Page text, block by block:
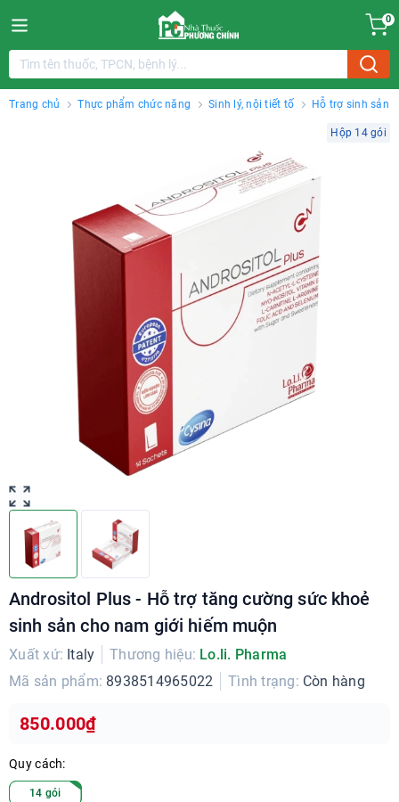
0
Trang chủ Thực phẩm chức năng Sinh lý, nội tiết tố Hỗ trợ sinh sản
Hộp 14 gói
Andrositol Plus - Hỗ trợ tăng cường sức khoẻ
sinh sản cho nam giới hiếm muộn
Xuất xứ: Italy Thương hiệu: Lo.li. Pharma
Mã sản phẩm: 8938514965022 Tình trạng: Còn hàng
850.000₫
Quy cách:
14 gói